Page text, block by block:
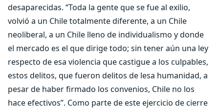
desaparecidas. “Toda la gente que se fue al exilio,
volvió a un Chile totalmente diferente, a un Chile
neoliberal, a un Chile lleno de individualismo y donde
el mercado es el que dirige todo; sin tener aún una ley
respecto de esa violencia que castigue a los culpables,
estos delitos, que fueron delitos de lesa humanidad, a
pesar de haber firmado los convenios, Chile no los
hace efectivos”. Como parte de este ejercicio de cierre